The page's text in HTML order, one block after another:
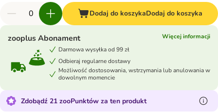
Dodaj do koszykaDodaj do koszyka
zooplus Abonament
Więcej informacji
Darmowa wysyłka od 99 zł
Odbieraj regularne dostawy
Możliwość dostosowania, wstrzymania lub anulowania w
dowolnym momencie
Zdobądź 21 zooPunktów za ten produkt